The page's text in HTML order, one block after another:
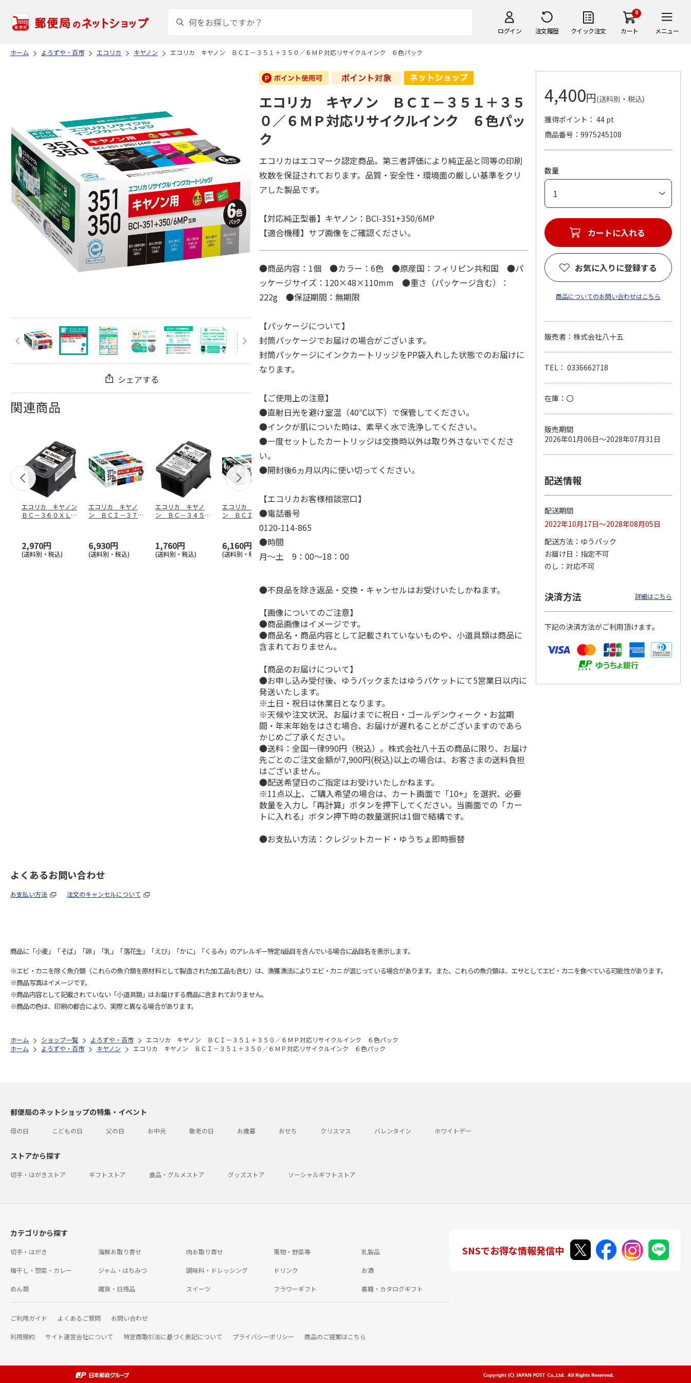
ログイン 注文履歴 クイック注文
0
カート メニュー
ホーム よろずや・百市 エコリカ キヤノン エコリカ キヤノン ＢＣＩ－３５１＋３５０／６ＭＰ対応リサイクルインク ６色パック
シェアする
関連商品
エコリカ キヤノン
ＢＣ－３６０ＸＬ対
2,970円
(送料別・税込)
エコリカ キヤノ
ン ＢＣＩ－３７１
6,930円
(送料別・税込)
エコリカ キヤノ
ン ＢＣ－３４５対
1,760円
(送料別・税込)
エコリカ キヤノ
ン ＢＣＩ－３５１
ＸＬ＋３５０ＸＬ／
6,160円
(送料別・税込)
ン ＢＣＩ－３８１
＋３８０／６ＭＰ対
応リサ…
(送料別・税込)
エコリカ キヤノ
ン ＢＣＩ－３７１
＋３７０／５ＭＰ対
3,740円
(送料別・税込)
＋３８０／５ＭＰ対
エコリカ キヤノン ＢＣＩ－３５１＋３５
０／６ＭＰ対応リサイクルインク ６色パッ
ク
エコリカはエコマーク認定商品。第三者評価により純正品と同等の印刷
枚数を保証されております。品質・安全性・環境面の厳しい基準をクリ
アした製品です。
【対応純正型番】キヤノン：BCI-351+350/6MP
【適合機種】サブ画像をご確認ください。
●商品内容：1個 ●カラー：6色 ●原産国：フィリピン共和国 ●パ
ッケージサイズ：120×48×110mm ●重さ（パッケージ含む）：
222g ●保証期間：無期限
【パッケージについて】
封筒パッケージでお届けの場合がございます。
封筒パッケージにインクカートリッジをPP袋入れした状態でのお届けに
なります。
【ご使用上の注意】
●直射日光を避け室温（40℃以下）で保管してください。
●インクが肌についた時は、素早く水で洗浄してください。
●一度セットしたカートリッジは交換時以外は取り外さないでくださ
い。
●開封後6ヵ月以内に使い切ってください。
【エコリカお客様相談窓口】
●電話番号
0120-114-865
●時間
月～土 9：00～18：00
●不良品を除き返品・交換・キャンセルはお受けいたしかねます。
【画像についてのご注意】
●商品画像はイメージです。
●商品名・商品内容として記載されていないものや、小道具類は商品に
含まれておりません。
【商品のお届けについて】
●お申し込み受付後、ゆうパックまたはゆうパケットにて5営業日以内に
発送いたします。
※土日・祝日は休業日となります。
※天候や注文状況、お届けまでに祝日・ゴールデンウィーク・お盆期
間・年末年始をはさむ場合、お届けが遅れることがございますのであら
かじめご了承ください。
●送料：全国一律990円（税込）。株式会社八十五の商品に限り、お届け
先ごとのご注文金額が7,900円(税込)以上の場合は、お客さまの送料負担
はございません。
●配送希望日のご指定はお受けいたしかねます。
※11点以上、ご購入希望の場合は、カート画面で「10+」を選択、必要
数量を入力し「再計算」ボタンを押下してください。当画面での「カー
トに入れる」ボタン押下時の数量選択は1個で結構です。
●お支払い方法：クレジットカード・ゆうちょ即時振替
4,400円(送料別・税込)
獲得ポイント： 44 pt
商品番号
9975245108
数量
カートに入れる
お気に入りに登録する
商品についてのお問い合わせはこちら
販売者：株式会社八十五
TEL： 0336662718
在庫：〇
販売期間
2026年01月06日～2028年07月31日
配送情報
配送期間
2022年10月17日～2028年08月05日
配送方法
ゆうパック
お届け日
指定不可
のし
対応不可
決済方法 詳細はこちら
下記の決済方法がご利用頂けます。
よくあるお問い合わせ
お支払い方法 注文のキャンセルについて
商品に「小麦」「そば」「卵」「乳」「落花生」「えび」「かに」「くるみ」のアレルギー特定8品目を含んでいる場合に品目名を表示します。
※エビ・カニを除く魚介類（これらの魚介類を原材料として製造された加工品も含む）は、漁獲漁法によりエビ・カニが混じっている場合があります。また、これらの魚介類は、エサとしてエビ・カニを食べている可能性があります。
※商品写真はイメージです。
※商品内容として記載されていない「小道具類」はお届けする商品に含まれておりません。
※商品の色は、印刷の都合により、実際と異なる場合があります。
ホーム ショップ一覧 よろずや・百市
エコリカ キヤノン ＢＣＩ－３５１＋３５０／６ＭＰ対応リサイクルインク ６色パック
ホーム
よろずや・百市 キヤノン エコリカ キヤノン ＢＣＩ－３５１＋３５０／６ＭＰ対応リサイクルインク ６色パック
郵便局のネットショップの特集・イベント
母の日 こどもの日 父の日 お中元 敬老の日 お歳暮 おせち クリスマス バレンタイン ホワイトデー
ストアから探す
切手・はがきストア ギフトストア 食品・グルメストア グッズストア ソーシャルギフトストア
カテゴリから探す
切手・はがき 海鮮お取り寄せ 肉お取り寄せ 果物・野菜等 乳製品
梅干し・惣菜・カレー ジャム・はちみつ 調味料・ドレッシング ドリンク お酒
めん類 雑貨・日用品 スイーツ フラワーギフト 書籍・カタログギフト
ご利用ガイド よくあるご質問 お問い合わせ
利用規約 サイト運営会社について 特定商取引法に基づく表記について プライバシーポリシー 商品のご提案はこちら
SNSでお得な情報発信中